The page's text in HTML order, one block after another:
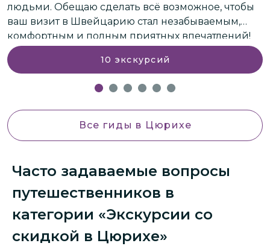
людьми. Обещаю сделать всё возможное, чтобы
ваш визит в Швейцарию стал незабываемым,
комфортным и полным приятных впечатлений!
10 экскурсий
Все гиды в Цюрихе
Часто задаваемые вопросы
путешественников в
категории «Экскурсии со
скидкой в Цюрихе»